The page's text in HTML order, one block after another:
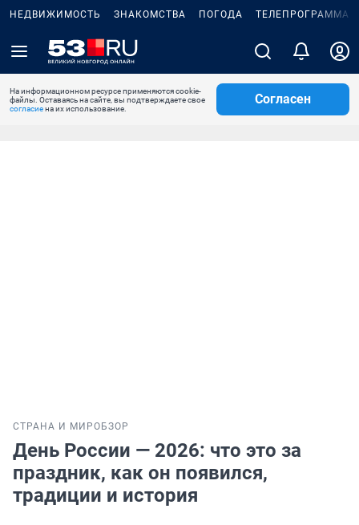
НЕДВИЖИМОСТЬ ЗНАКОМСТВА ПОГОДА ТЕЛЕПРОГРАММА
На информационном ресурсе применяются cookie-
файлы. Оставаясь на сайте, вы подтверждаете свое
согласиена их использование.
Согласен
СТРАНА И МИРОБЗОР
День России — 2026: что это за
праздник, как он появился,
традиции и история